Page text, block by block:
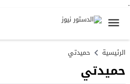
.
الرئيسية حميدتي
حميدتي